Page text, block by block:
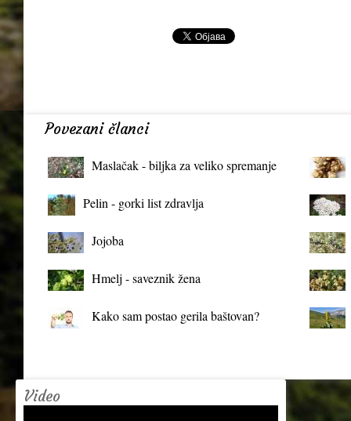
Povezani članci
Maslačak - biljka za veliko spremanje
Pelin - gorki list zdravlja
Jojoba
Hmelj - saveznik žena
Kako sam postao gerila baštovan?
Video